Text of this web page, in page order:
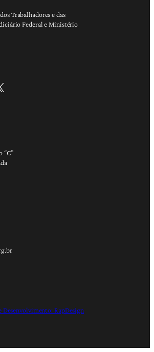
Trabalhadores e das
Federal e Ministério
“C”
Desenvolvimento: RapDesign